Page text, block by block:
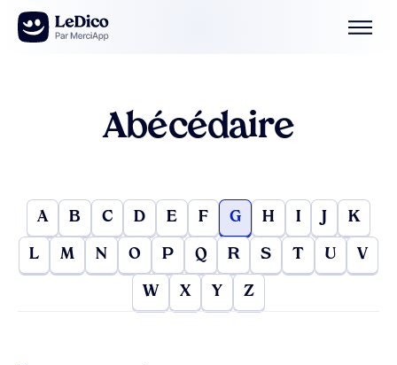
Aller au contenu
Abécédaire
A B C D E F G H I J K
L M N O P Q R S T U V
W X Y Z